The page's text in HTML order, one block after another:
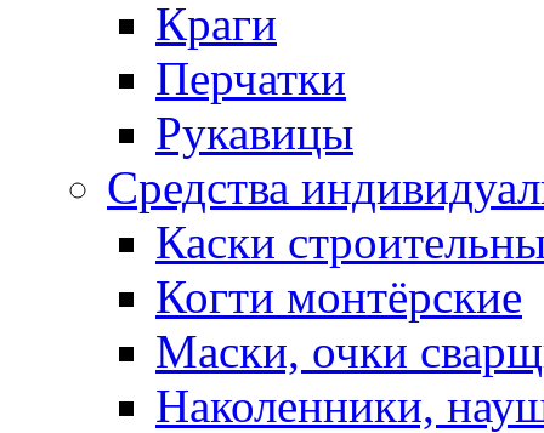
Краги
Перчатки
Рукавицы
Средства
Каски
Когти монтёрские
Маски, очки
Наколенники,